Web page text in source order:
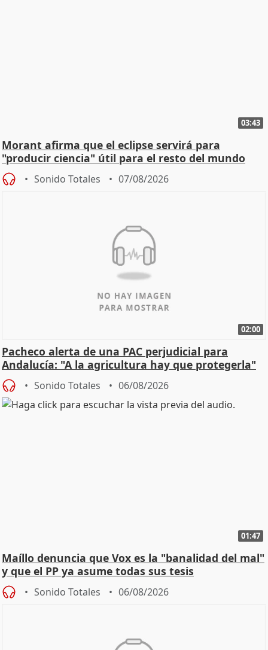
03:43
Morant afirma que el eclipse servirá para
"producir ciencia" útil para el resto del mundo
Sonido Totales 07/08/2026
02:00
Pacheco alerta de una PAC perjudicial para
Andalucía: "A la agricultura hay que protegerla"
Sonido Totales 06/08/2026
01:47
Maíllo denuncia que Vox es la "banalidad del mal"
y que el PP ya asume todas sus tesis
Sonido Totales 06/08/2026